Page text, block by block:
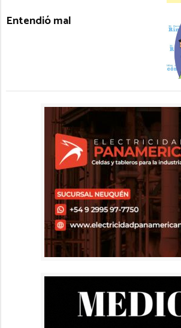
Entendió mal